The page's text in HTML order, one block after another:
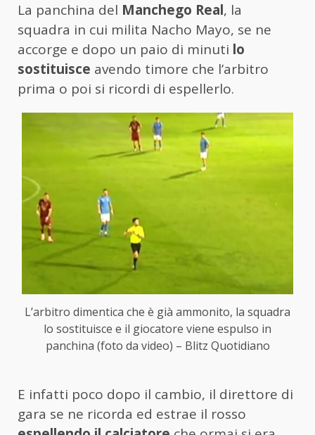
La panchina del Manchego Real, la
squadra in cui milita Nacho Mayo, se ne
accorge e dopo un paio di minuti lo
sostituisce avendo timore che l’arbitro
prima o poi si ricordi di espellerlo.
L’arbitro dimentica che è già ammonito, la squadra
lo sostituisce e il giocatore viene espulso in
panchina (foto da video) – Blitz Quotidiano
E infatti poco dopo il cambio, il direttore di
gara se ne ricorda ed estrae il rosso